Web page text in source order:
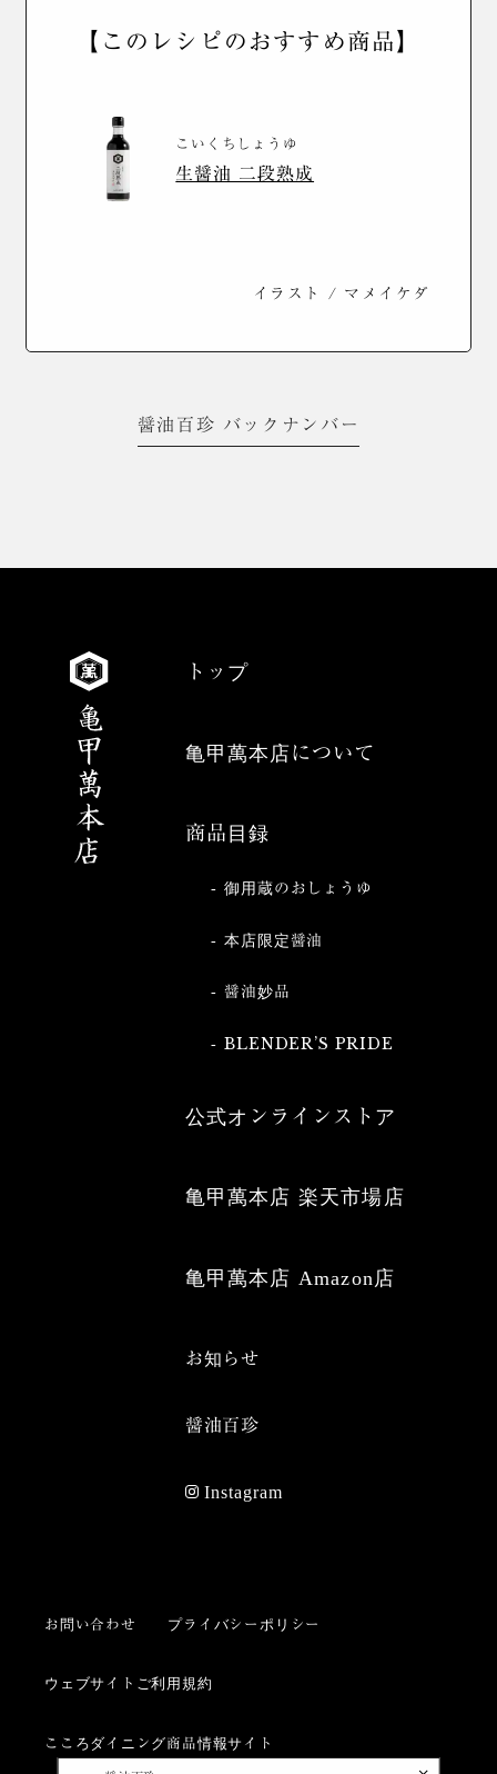
【このレシピのおすすめ商品】
こいくちしょうゆ
生醤油 二段熟成
イラスト / マメイケダ
醤油百珍 バックナンバー
トップ
亀甲萬本店について
商品目録
御用蔵のおしょうゆ
本店限定醤油
醤油妙品
BLENDER’S PRIDE
公式オンラインストア
亀甲萬本店 楽天市場店
亀甲萬本店 Amazon店
お知らせ
醤油百珍
Instagram
お問い合わせ プライバシーポリシー
ウェブサイトご利用規約
こころダイニング商品情報サイト